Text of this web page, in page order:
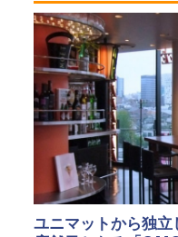
ユニマットから独